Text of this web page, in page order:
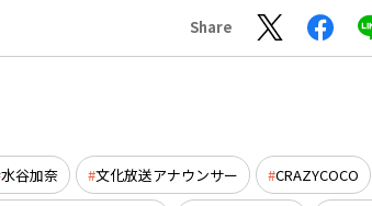
Share
水谷加奈 文化放送アナウンサー CRAZYCOCO